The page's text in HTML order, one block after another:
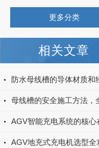
更多分类
相关文章